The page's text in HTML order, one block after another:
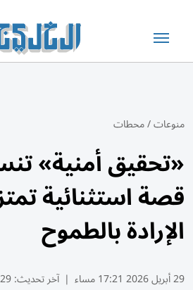
منوعات/محطات
«تحقيق أمنية»
قصة استثنائية
الإرادة بالطموح
29 أبريل 2026 17:21 مساء | آخر تحديث:29 أبريل 17:56 2026